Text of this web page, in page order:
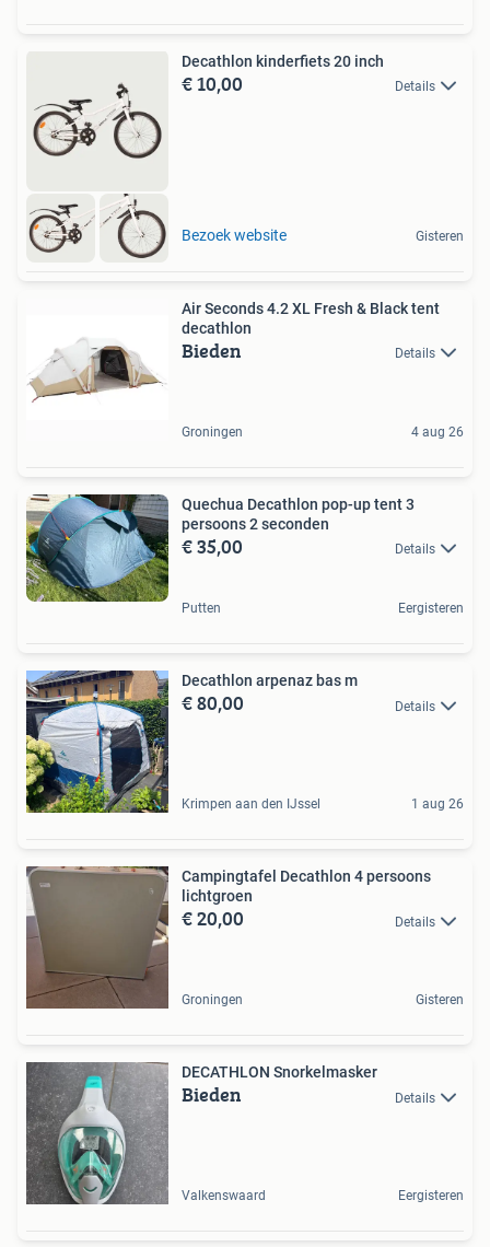
Decathlon kinderfiets 20 inch
€ 10,00 Details
Bezoek website Gisteren
Air Seconds 4.2 XL Fresh & Black tent
decathlon
Bieden Details
Groningen 4 aug 26
Quechua Decathlon pop-up tent 3
persoons 2 seconden
€ 35,00 Details
Putten Eergisteren
Decathlon arpenaz bas m
€ 80,00 Details
Krimpen aan den IJssel 1 aug 26
Campingtafel Decathlon 4 persoons
lichtgroen
€ 20,00 Details
Groningen Gisteren
DECATHLON Snorkelmasker
Bieden Details
Valkenswaard Eergisteren